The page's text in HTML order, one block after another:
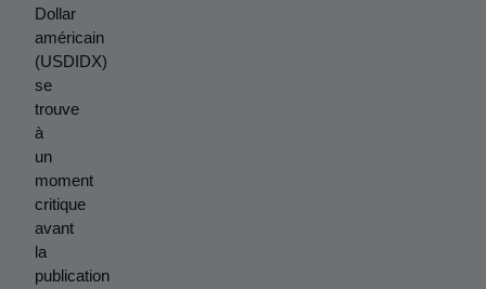
Dollar
américain
(USDIDX)
se
trouve
à
un
moment
critique
avant
la
publication